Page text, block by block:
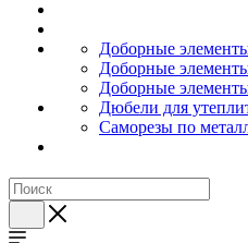
Доборные
Доборные
Доборные
Дюбели для
Саморезы по